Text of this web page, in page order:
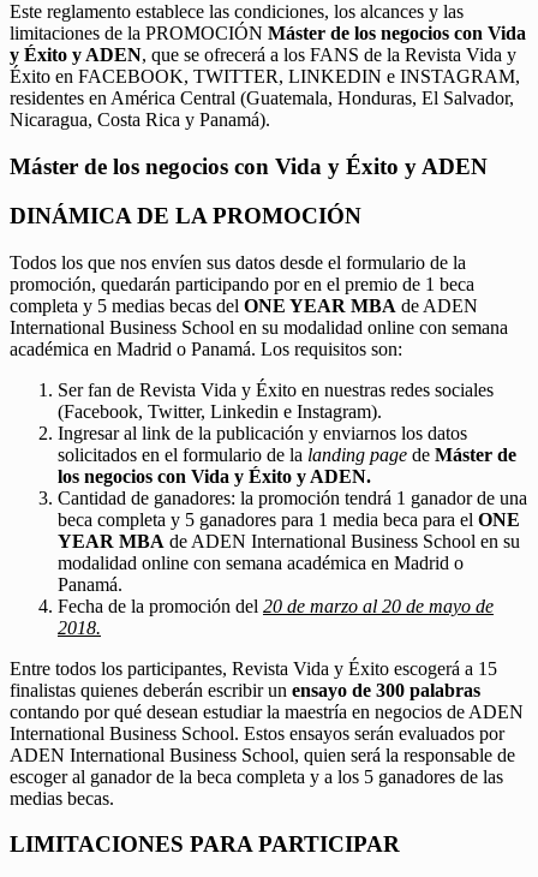
Este reglamento establece las condiciones, los alcances y las
limitaciones de la PROMOCIÓN Máster de los negocios con Vida
y Éxito y ADEN, que se ofrecerá a los FANS de la Revista Vida y
Éxito en FACEBOOK, TWITTER, LINKEDIN e INSTAGRAM,
residentes en América Central (Guatemala, Honduras, El Salvador,
Nicaragua, Costa Rica y Panamá).
Máster de los negocios con Vida y Éxito y ADEN
DINÁMICA DE LA PROMOCIÓN
Todos los que nos envíen sus datos desde el formulario de la
promoción, quedarán participando por en el premio de 1 beca
completa y 5 medias becas del ONE YEAR MBA de ADEN
International Business School en su modalidad online con semana
académica en Madrid o Panamá. Los requisitos son:
Ser fan de Revista Vida y Éxito en nuestras redes sociales
(Facebook, Twitter, Linkedin e Instagram).
Ingresar al link de la publicación y enviarnos los datos
solicitados en el formulario de la landing page de Máster de
los negocios con Vida y Éxito y ADEN.
Cantidad de ganadores: la promoción tendrá 1 ganador de una
beca completa y 5 ganadores para 1 media beca para el ONE
YEAR MBA de ADEN International Business School en su
modalidad online con semana académica en Madrid o
Panamá.
Fecha de la promoción del 20 de marzo al 20 de mayo de
2018.
Entre todos los participantes, Revista Vida y Éxito escogerá a 15
finalistas quienes deberán escribir un ensayo de 300 palabras
contando por qué desean estudiar la maestría en negocios de ADEN
International Business School. Estos ensayos serán evaluados por
ADEN International Business School, quien será la responsable de
escoger al ganador de la beca completa y a los 5 ganadores de las
medias becas.
LIMITACIONES PARA PARTICIPAR